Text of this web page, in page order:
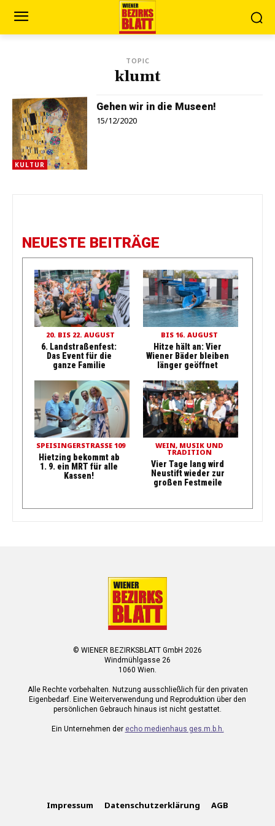
TOPIC
klumt
KULTUR
Gehen wir in die Museen!
15/12/2020
NEUESTE BEITRÄGE
20. BIS 22. AUGUST
6. Landstraßenfest:
Das Event für die
ganze Familie
BIS 16. AUGUST
Hitze hält an: Vier
Wiener Bäder bleiben
länger geöffnet
SPEISINGERSTRASSE 109
Hietzing bekommt ab
1. 9. ein MRT für alle
Kassen!
WEIN, MUSIK UND
TRADITION
Vier Tage lang wird
Neustift wieder zur
großen Festmeile
© WIENER BEZIRKSBLATT GmbH 2026
Windmühlgasse 26
1060 Wien.
Alle Rechte vorbehalten. Nutzung ausschließlich für den privaten
Eigenbedarf. Eine Weiterverwendung und Reproduktion über den
persönlichen Gebrauch hinaus ist nicht gestattet.
Ein Unternehmen der echo medienhaus ges.m.b.h.
Impressum Datenschutzerklärung AGB